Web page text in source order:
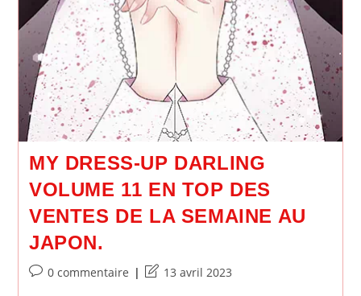
MY DRESS-UP DARLING
VOLUME 11 EN TOP DES
VENTES DE LA SEMAINE AU
JAPON.
Commentaires
0 commentaire
Dernière
13 avril 2023